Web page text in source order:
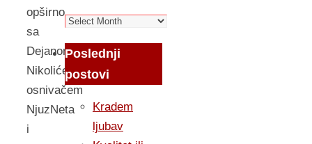
opširno
sa
Dejanom
Nikolićem,
osnivačem
NjuzNeta
i
Arhiva
Poslednji
postovi
Kradem
ljubav